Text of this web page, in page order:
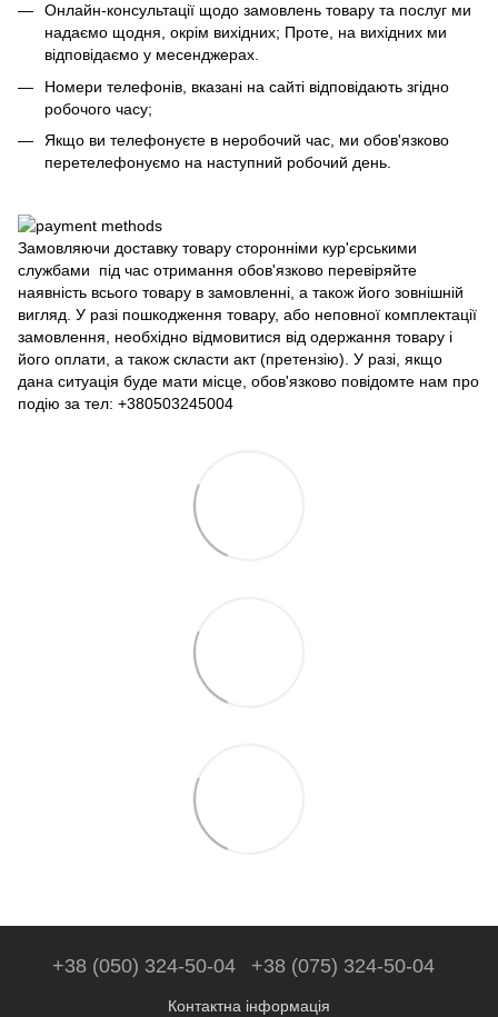
Онлайн-консультації щодо замовлень товару та послуг ми
надаємо щодня, окрім вихідних; Проте, на вихідних ми
відповідаємо у месенджерах.
Номери телефонів, вказані на сайті відповідають згідно
робочого часу;
Якщо ви телефонуєте в неробочий час, ми обов'язково
перетелефонуємо на наступний робочий день.
Замовляючи доставку товару сторонніми кур'єрськими
службами під час отримання обов'язково перевіряйте
наявність всього товару в замовленні, а також його зовнішній
вигляд. У разі пошкодження товару, або неповної комплектації
замовлення, необхідно відмовитися від одержання товару і
його оплати, а також скласти акт (претензію). У разі, якщо
дана ситуація буде мати місце, обов'язково повідомте нам про
подію за тел: +380503245004
+38 (050) 324-50-04 +38 (075) 324-50-04
Контактна інформація